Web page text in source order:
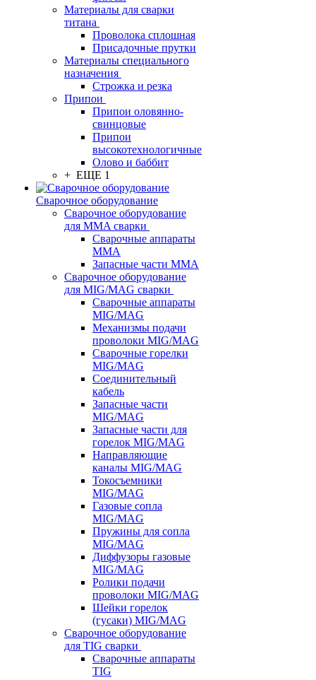
Материалы для сварки
титана
Проволока сплошная
Присадочные прутки
Материалы специального
назначения
Строжка и резка
Припои
Припои оловянно-
свинцовые
Припои
высокотехнологичные
Олово и баббит
+ ЕЩЕ 1
Сварочное оборудование
Сварочное оборудование
для MMA сварки
Сварочные аппараты
MMA
Запасные части MMA
Сварочное оборудование
для MIG/MAG сварки
Сварочные аппараты
MIG/MAG
Механизмы подачи
проволоки MIG/MAG
Сварочные горелки
MIG/MAG
Соединительный
кабель
Запасные части
MIG/MAG
Запасные части для
горелок MIG/MAG
Направляющие
каналы MIG/MAG
Токосъемники
MIG/MAG
Газовые сопла
MIG/MAG
Пружины для сопла
MIG/MAG
Диффузоры газовые
MIG/MAG
Ролики подачи
проволоки MIG/MAG
Шейки горелок
(гусаки) MIG/MAG
Сварочное оборудование
для TIG сварки
Сварочные аппараты
TIG